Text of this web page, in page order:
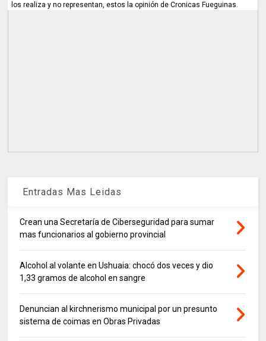
los realiza y no representan, estos la opinión de Cronicas Fueguinas.
Entradas Mas Leidas
Crean una Secretaría de Ciberseguridad para sumar
mas funcionarios al gobierno provincial
Alcohol al volante en Ushuaia: chocó dos veces y dio
1,33 gramos de alcohol en sangre
Denuncian al kirchnerismo municipal por un presunto
sistema de coimas en Obras Privadas